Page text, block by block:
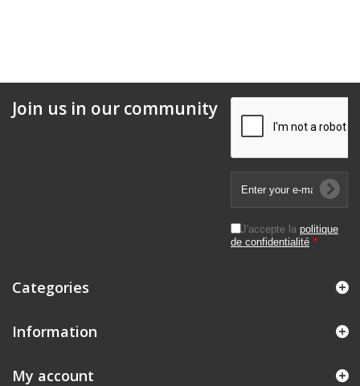
Join us in our community
J'accepte la politique
de confidentialité *
Categories
Information
My account